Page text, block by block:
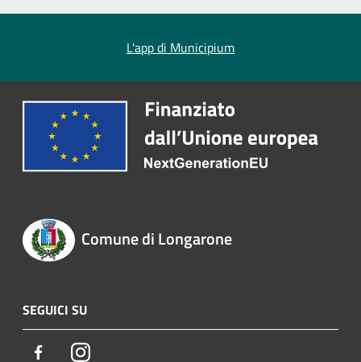
L'app di Municipium
Comune di Longarone
SEGUICI SU
FacebookInstagram